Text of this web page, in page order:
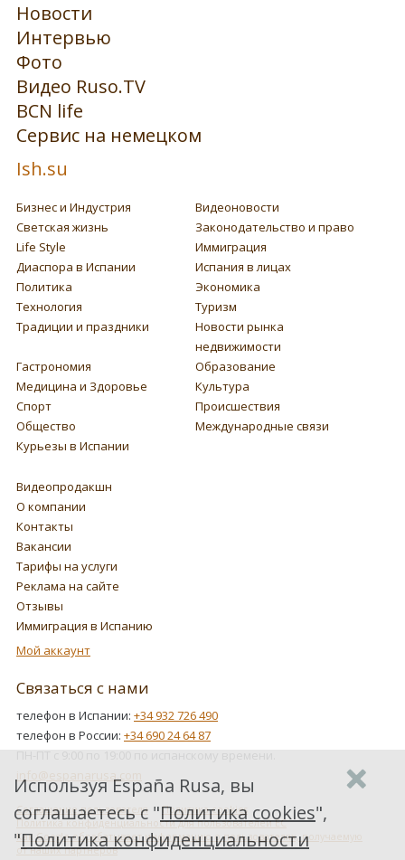
Новости
Интервью
Фото
Видео Ruso.TV
BCN life
Сервис на немецком
Ish.su
Бизнес и Индустрия
Видеоновости
Светская жизнь
Законодательство и право
Life Style
Иммиграция
Диаспора в Испании
Испания в лицах
Политика
Экономика
Технология
Туризм
Традиции и праздники
Новости рынка
недвижимости
Гастрономия
Образование
Медицина и Здоровье
Культура
Спорт
Происшествия
Общество
Международные связи
Курьезы в Испании
Видеопродакшн
О компании
Контакты
Вакансии
Тарифы на услуги
Реклама на сайте
Отзывы
Иммиграция в Испанию
Мой аккаунт
Связаться с нами
телефон в Испании: +34 932 726 490
телефон в России: +34 690 24 64 87
ПН-ПТ с 9:00 по 19:00 по испанскому времени.
info@espanarusa.com
Соглашение пользователя
Политика cookies
Политика конфиденциальности для пользователей ЕС
Как Google обрабатывает информацию о пользователях, получаемую
от наших партнеров
Используя España Rusa, вы
соглашаетесь с "Политика cookies",
"Политика конфиденциальности